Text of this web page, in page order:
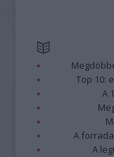
Top 10:
A
A
A